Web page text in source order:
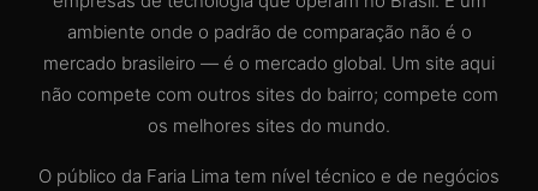
ambiente onde o padrão de comparação não é o
mercado brasileiro — é o mercado global. Um site aqui
não compete com outros sites do bairro; compete com
os melhores sites do mundo.
O público da Faria Lima tem nível técnico e de negócios